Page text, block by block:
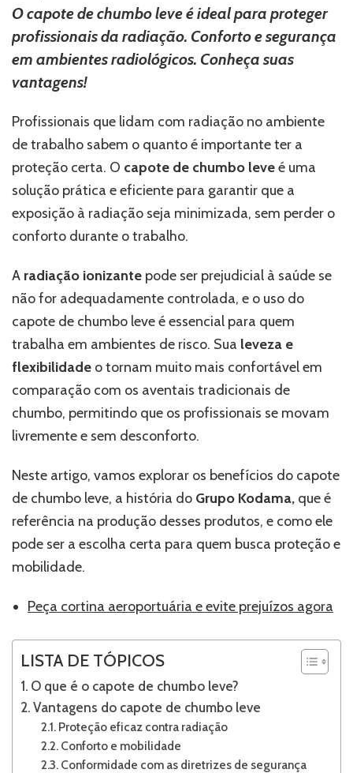
proteção
contra
radiação
de
forma
O capote de chumbo leve é ideal para proteger
profissionais da radiação. Conforto e segurança
em ambientes radiológicos. Conheça suas
vantagens!
Profissionais que lidam com radiação no ambiente
de trabalho sabem o quanto é importante ter a
proteção certa. O capote de chumbo leveé uma
solução prática e eficiente para garantir que a
exposição à radiação seja minimizada, sem perder o
conforto durante o trabalho.
A radiação ionizante pode ser prejudicial à saúde se
não for adequadamente controlada, e o uso do
capote de chumbo leve é essencial para quem
trabalha em ambientes de risco. Sua leveza e
flexibilidade o tornam muito mais confortável em
comparação com os aventais tradicionais de
chumbo, permitindo que os profissionais se movam
livremente e sem desconforto.
Neste artigo, vamos explorar os benefícios do capote
de chumbo leve, a história do Grupo Kodama, que é
referência na produção desses produtos, e como ele
pode ser a escolha certa para quem busca proteção e
mobilidade.
Peça cortina aeroportuária e evite prejuízos agora
LISTA DE TÓPICOS
O que é o capote de chumbo leve?
Vantagens do capote de chumbo leve
Proteção eficaz contra radiação
Conforto e mobilidade
Conformidade com as diretrizes de segurança